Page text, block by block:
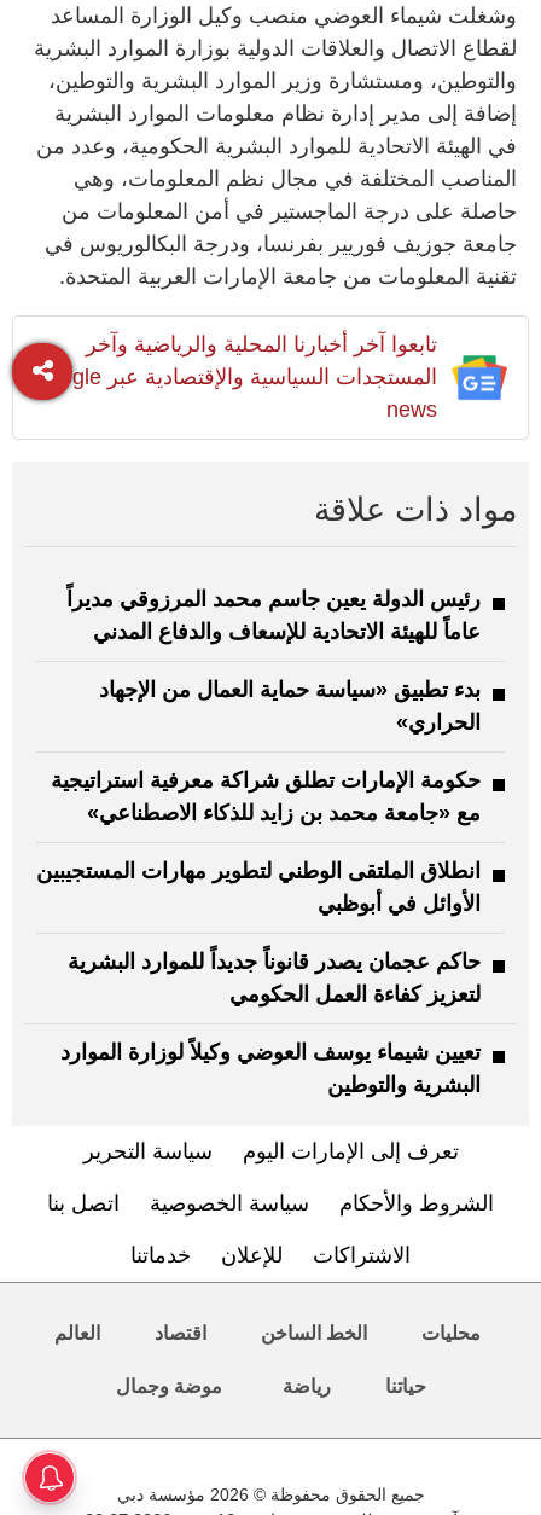
وشغلت شيماء العوضي منصب وكيل الوزارة المساعد
لقطاع الاتصال والعلاقات الدولية بوزارة الموارد البشرية
والتوطين، ومستشارة وزير الموارد البشرية والتوطين،
إضافة إلى مدير إدارة نظام معلومات الموارد البشرية
في الهيئة الاتحادية للموارد البشرية الحكومية، وعدد من
المناصب المختلفة في مجال نظم المعلومات، وهي
حاصلة على درجة الماجستير في أمن المعلومات من
جامعة جوزيف فوريير بفرنسا، ودرجة البكالوريوس في
تقنية المعلومات من جامعة الإمارات العربية المتحدة.
تابعوا آخر أخبارنا المحلية والرياضية وآخر
المستجدات السياسية والإقتصادية عبر Google
news
مواد ذات علاقة
رئيس الدولة يعين جاسم محمد المرزوقي مديراً
عاماً للهيئة الاتحادية للإسعاف والدفاع المدني
بدء تطبيق «سياسة حماية العمال من الإجهاد
الحراري»
حكومة الإمارات تطلق شراكة معرفية استراتيجية
مع «جامعة محمد بن زايد للذكاء الاصطناعي»
انطلاق الملتقى الوطني لتطوير مهارات المستجيبين
الأوائل في أبوظبي
حاكم عجمان يصدر قانوناً جديداً للموارد البشرية
لتعزيز كفاءة العمل الحكومي
تعيين شيماء يوسف العوضي وكيلاً لوزارة الموارد
البشرية والتوطين
تعرف إلى الإمارات اليوم سياسة التحرير
الشروط والأحكام سياسة الخصوصية اتصل بنا
الاشتراكات للإعلان خدماتنا
محليات الخط الساخن اقتصاد العالم
حياتنا رياضة موضة وجمال
جميع الحقوق محفوظة © 2026 مؤسسة دبي